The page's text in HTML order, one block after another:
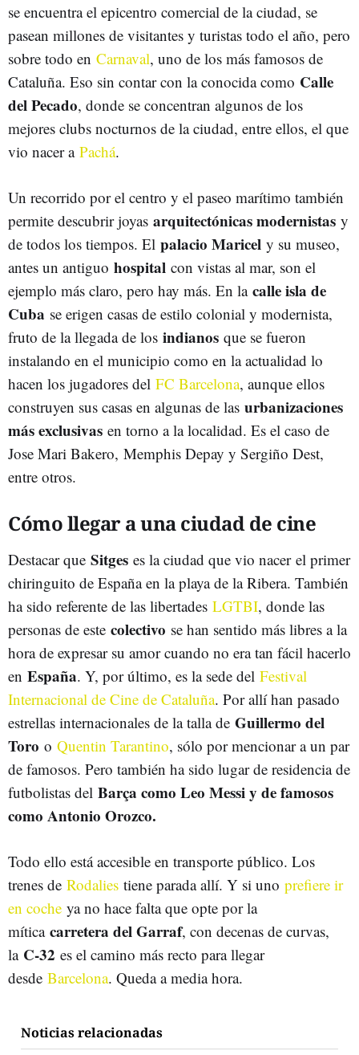
se encuentra el epicentro comercial de la ciudad, se
pasean millones de visitantes y turistas todo el año, pero
sobre todo en Carnaval, uno de los más famosos de
Cataluña. Eso sin contar con la conocida como Calle
del Pecado, donde se concentran algunos de los
mejores clubs nocturnos de la ciudad, entre ellos, el que
vio nacer a Pachá.
Un recorrido por el centro y el paseo marítimo también
permite descubrir joyas arquitectónicas modernistas y
de todos los tiempos. El palacio Maricel y su museo,
antes un antiguo hospital con vistas al mar, son el
ejemplo más claro, pero hay más. En la calle isla de
Cuba se erigen casas de estilo colonial y modernista,
fruto de la llegada de los indianos que se fueron
instalando en el municipio como en la actualidad lo
hacen los jugadores del FC Barcelona, aunque ellos
construyen sus casas en algunas de las urbanizaciones
más exclusivas en torno a la localidad. Es el caso de
Jose Mari Bakero, Memphis Depay y Sergiño Dest,
entre otros.
Cómo llegar a una ciudad de cine
Destacar que Sitges es la ciudad que vio nacerel primer
chiringuito de España en la playa de la Ribera. También
ha sido referente de las libertades LGTBI, donde las
personas de este colectivo se han sentido más libres a la
hora de expresar su amor cuando no era tan fácil hacerlo
en España. Y, por último, es la sede del Festival
Internacional de Cine de Cataluña. Por allí han pasado
estrellas internacionales de la talla de Guillermo del
Toro o Quentin Tarantino, sólo por mencionar a un par
de famosos. Pero también ha sido lugar de residencia de
futbolistas del Barça como Leo Messi y de famosos
como Antonio Orozco.
Todo ello está accesible en transporte público. Los
trenes de Rodalies tiene parada allí. Y si uno prefiere ir
en coche ya no hace falta que opte por la
mítica carretera del Garraf, con decenas de curvas,
la C-32 es el camino más recto para llegar
desde Barcelona. Queda a media hora.
Noticias relacionadas